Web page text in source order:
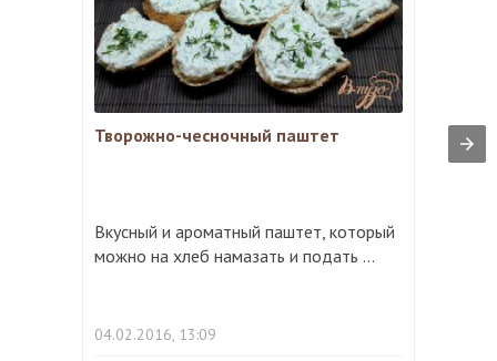
Творожно-чесночный паштет
Вкусный и ароматный паштет, который
можно на хлеб намазать и подать ...
04.02.2016, 13:09